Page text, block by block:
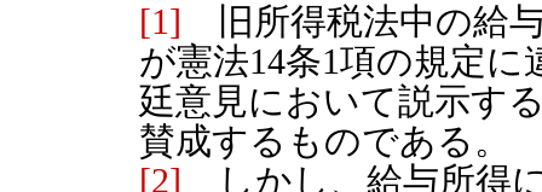
[1] 旧所得税法中の給
が憲法14条1項の規定
廷意見において説示す
賛成するものである。
[2] しかし、給与所得